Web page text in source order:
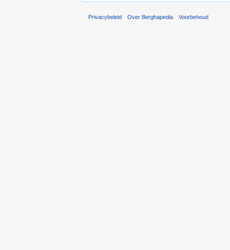
Privacybeleid Over Berghapedia Voorbehoud